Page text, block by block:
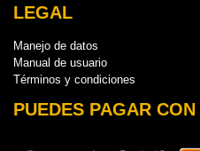
LEGAL
Manejo de datos
Manual de usuario
Términos y condiciones
PUEDES PAGAR CON